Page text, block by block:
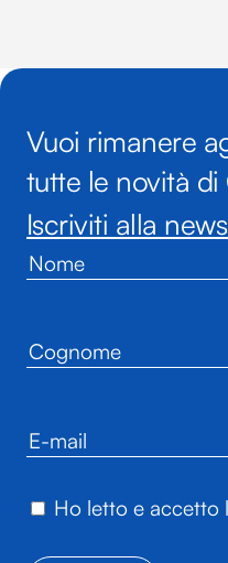
Vuoi rimanere
tutte le novità
Iscriviti alla
Ho letto e accetto